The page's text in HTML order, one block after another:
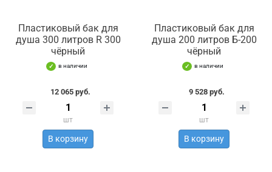
Пластиковый бак для
душа 300 литров R 300
чёрный
в наличии
12 065 руб.
шт
В корзину
Пластиковый бак для
душа 200 литров Б-200
чёрный
в наличии
9 528 руб.
шт
В корзину